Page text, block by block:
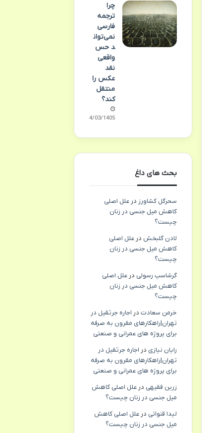
چرا
ترجمه
فارسی
نمی‌توان
د حس
واقعی
نقد
عکس را
منتقل
کند؟
04/03/1405
بحث های داغ
سحرگل کشاورز در علل اصلی
کاهش میل جنسی در زنان
چیست؟
لادن گلبخش در علل اصلی
کاهش میل جنسی در زنان
چیست؟
گرشاسپ رسولی در علل اصلی
کاهش میل جنسی در زنان
چیست؟
خرمن سعادتدر اجاره جرثقیل در
تهران|راهکارهای مقرون به صرفه
برای پروژه های عمرانی و صنعتی
رایان نیازی در اجاره جرثقیل در
تهران|راهکارهای مقرون به صرفه
برای پروژه های عمرانی و صنعتی
زرین فقیهی در علل اصلی کاهش
میل جنسی در زنان چیست؟
لیدا قنواتی در علل اصلی کاهش
میل جنسی در زنان چیست؟